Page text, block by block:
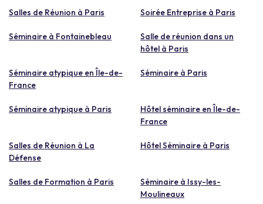
Salles de Réunion à Paris Soirée Entreprise à Paris
Séminaire à Fontainebleau
Salle de réunion dans un
hôtel à Paris
Séminaire atypique en Île-de-
France
Séminaire à Paris
Séminaire atypique à Paris
Hôtel séminaire en Île-de-
France
Salles de Réunion à La
Défense
Hôtel Séminaire à Paris
Salles de Formation à Paris
Séminaire à Issy-les-
Moulineaux